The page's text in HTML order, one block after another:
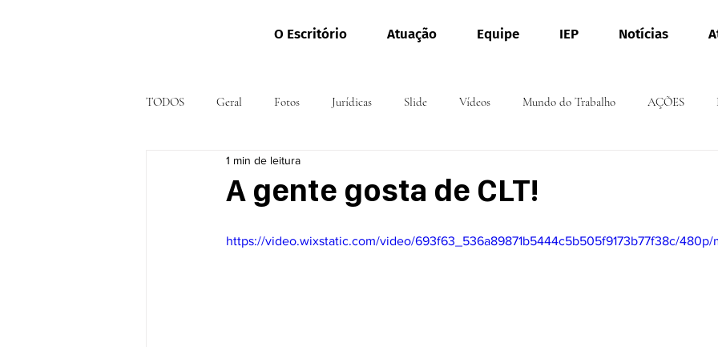
O Escritório Atuação Equipe IEP Notícias
TODOS Geral Fotos Jurídicas Slide Vídeos Mundo do Trabalho AÇÕES
A gente gosta de CLT!
1 min de leitura
https://video.wixstatic.com/video/693f63_536a89871b5444c5b505f9173b77f38c/